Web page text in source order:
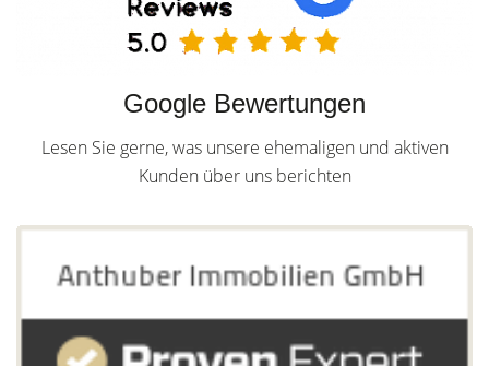
Google Bewertungen
Lesen Sie gerne, was unsere ehemaligen und aktiven
Kunden über uns berichten